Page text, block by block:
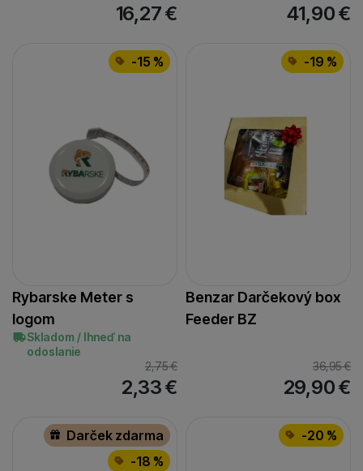
16,27€ 41,90€
-15 %
Rybarske Meter s
logom
Skladom / Ihneď na
odoslanie
2,75€
2,33€
-19 %
Benzar Darčekový box
Feeder BZ
36,95€
29,90€
Darček zdarma
-18 %
-20 %